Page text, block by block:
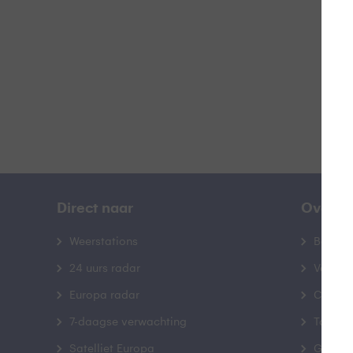
Direct naar
Weerstations
24 uurs radar
Europa radar
7-daagse verwachting
Satelliet Europa
Over
Contact